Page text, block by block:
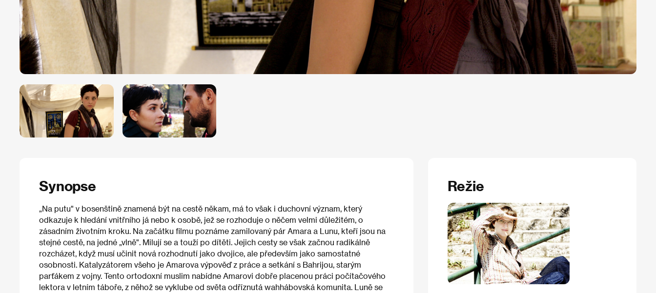
Synopse
„Na putu" v bosenštině znamená být na cestě někam, má to však i duchovní význam, který
odkazuje k hledání vnitřního já nebo k osobě, jež se rozhoduje o něčem velmi důležitém, o
zásadním životním kroku. Na začátku filmu poznáme zamilovaný pár Amara a Lunu, kteří jsou na
stejné cestě, na jedné „vlně". Milují se a touží po dítěti. Jejich cesty se však začnou radikálně
rozcházet, když musí učinit nová rozhodnutí jako dvojice, ale především jako samostatné
osobnosti. Katalyzátorem všeho je Amarova výpověď z práce a setkání s Bahrijou, starým
parťákem z vojny. Tento ortodoxní muslim nabídne Amarovi dobře placenou práci počítačového
lektora v letním táboře, z něhož se vyklube od světa odříznutá wahhábovská komunita. Luně se
Režie